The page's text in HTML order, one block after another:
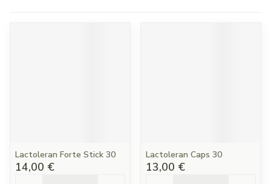
Lactoleran Forte Stick 30
14,00 €
Lactoleran Caps 30
13,00 €